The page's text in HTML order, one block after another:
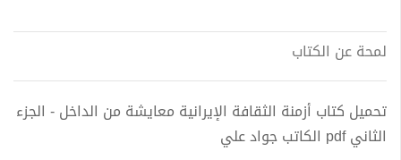
لمحة عن الكتاب
تحميل كتاب أزمنة الثقافة الإيرانية معايشة من الداخل - الجزء
الثاني pdf الكاتب جواد علي